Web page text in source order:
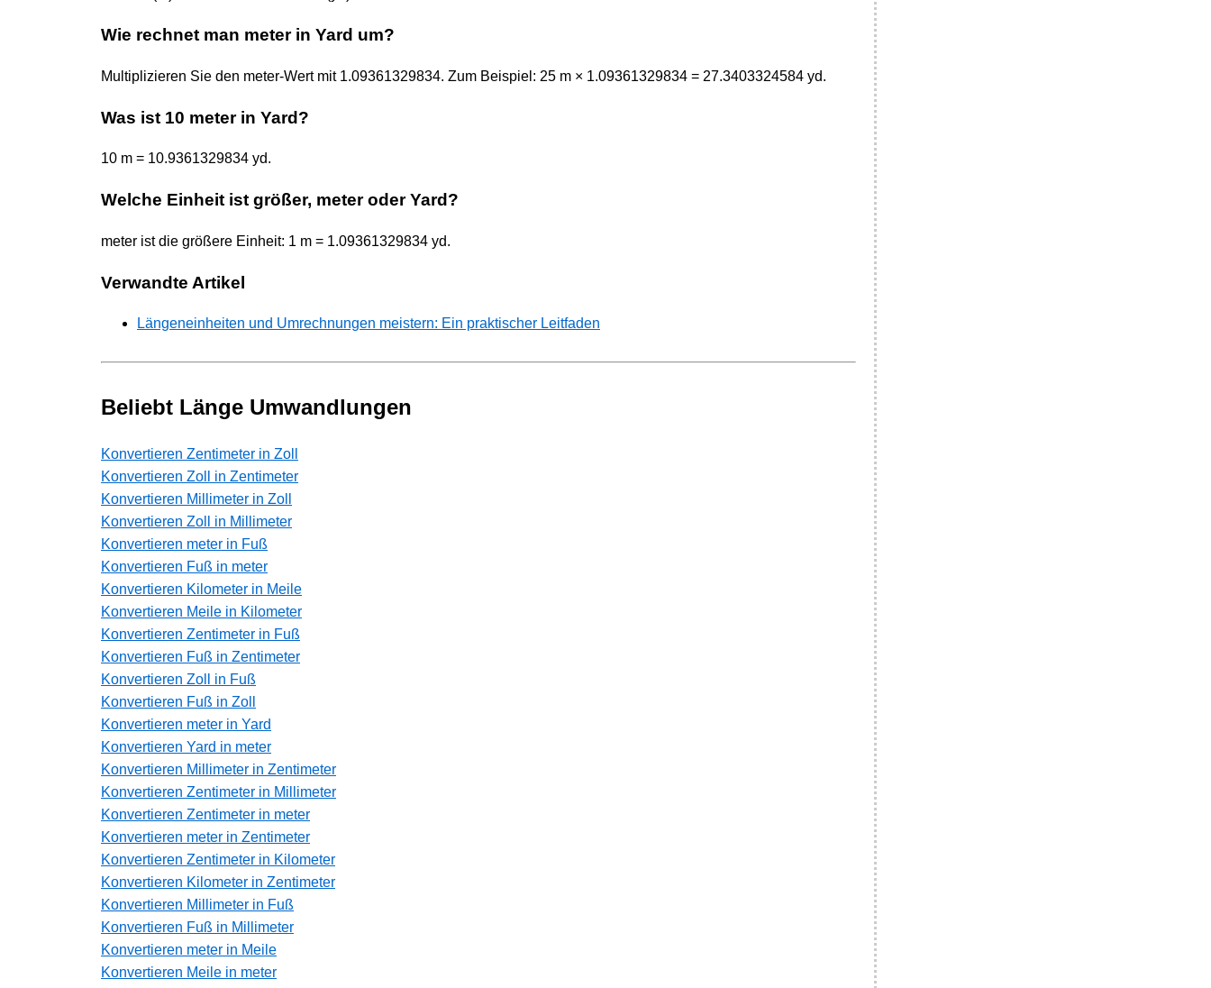
Wie rechnet man meter in Yard um?
Multiplizieren Sie den meter-Wert mit 1.09361329834. Zum Beispiel: 25 m × 1.09361329834 = 27.3403324584 yd.
Was ist 10 meter in Yard?
10 m = 10.9361329834 yd.
Welche Einheit ist größer, meter oder Yard?
meter ist die größere Einheit: 1 m = 1.09361329834 yd.
Verwandte Artikel
Längeneinheiten und Umrechnungen meistern: Ein praktischer Leitfaden
Beliebt Länge Umwandlungen
Konvertieren Zentimeter in Zoll
Konvertieren Zoll in Zentimeter
Konvertieren Millimeter in Zoll
Konvertieren Zoll in Millimeter
Konvertieren meter in Fuß
Konvertieren Fuß in meter
Konvertieren Kilometer in Meile
Konvertieren Meile in Kilometer
Konvertieren Zentimeter in Fuß
Konvertieren Fuß in Zentimeter
Konvertieren Zoll in Fuß
Konvertieren Fuß in Zoll
Konvertieren meter in Yard
Konvertieren Yard in meter
Konvertieren Millimeter in Zentimeter
Konvertieren Zentimeter in Millimeter
Konvertieren Zentimeter in meter
Konvertieren meter in Zentimeter
Konvertieren Zentimeter in Kilometer
Konvertieren Kilometer in Zentimeter
Konvertieren Millimeter in Fuß
Konvertieren Fuß in Millimeter
Konvertieren meter in Meile
Konvertieren Meile in meter